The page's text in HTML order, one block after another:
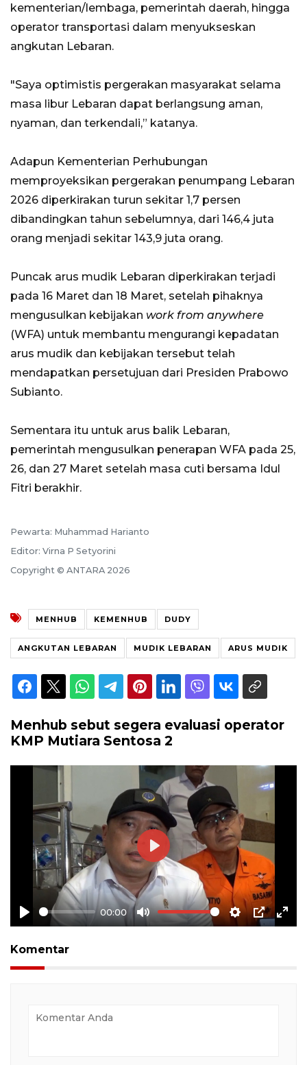
kementerian/lembaga, pemerintah daerah, hingga
operator transportasi dalam menyukseskan
angkutan Lebaran.
"Saya optimistis pergerakan masyarakat selama
masa libur Lebaran dapat berlangsung aman,
nyaman, dan terkendali,” katanya.
Adapun Kementerian Perhubungan
memproyeksikan pergerakan penumpang Lebaran
2026 diperkirakan turun sekitar 1,7 persen
dibandingkan tahun sebelumnya, dari 146,4 juta
orang menjadi sekitar 143,9 juta orang.
Puncak arus mudik Lebaran diperkirakan terjadi
pada 16 Maret dan 18 Maret, setelah pihaknya
mengusulkan kebijakan work from anywhere
(WFA) untuk membantu mengurangi kepadatan
arus mudik dan kebijakan tersebut telah
mendapatkan persetujuan dari Presiden Prabowo
Subianto.
Sementara itu untuk arus balik Lebaran,
pemerintah mengusulkan penerapan WFA pada 25,
26, dan 27 Maret setelah masa cuti bersama Idul
Fitri berakhir.
Pewarta: Muhammad Harianto
Editor: Virna P Setyorini
Copyright © ANTARA 2026
MENHUB KEMENHUB DUDY
ANGKUTAN LEBARAN MUDIK LEBARAN ARUS MUDIK
Menhub sebut segera evaluasi operator
KMP Mutiara Sentosa 2
Play
00:00
Mute Settings
PIP
Play
Komentar